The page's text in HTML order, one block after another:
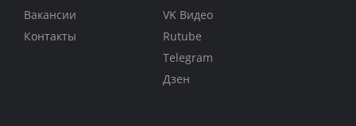
Вакансии
Контакты
VK Видео
Rutube
Telegram
Дзен